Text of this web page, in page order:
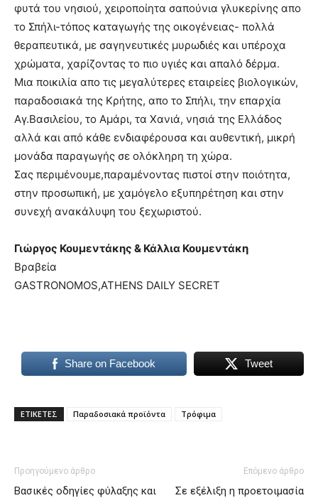
φυτά του νησιού, χειροποίητα σαπούνια γλυκερίνης απο
το Σπήλι-τόπος καταγωγής της οικογένειας- πολλά
θεραπευτικά, με σαγηνευτικές μυρωδιές και υπέροχα
χρώματα, χαρίζοντας το πιο υγιές και απαλό δέρμα.
Μια ποικιλία απο τις μεγαλύτερες εταιρείες βιολογικών,
παραδοσιακά της Κρήτης, απο το Σπήλι, την επαρχία
Αγ.Βασιλείου, το Αμάρι, τα Χανιά, νησιά της Ελλάδος
αλλά και από κάθε ενδιαφέρουσα και αυθεντική, μικρή
μονάδα παραγωγής σε ολόκληρη τη χώρα.
Σας περιμένουμε,παραμένοντας πιστοί στην ποιότητα,
στην προσωπική, με χαμόγελο εξυπηρέτηση και στην
συνεχή ανακάλυψη του ξεχωριστού.
Γιὠργος Κουμεντάκης & Κἀλλια Κουμεντἀκη
Βραβεία
GASTRONOMOS,ATHENS DAILY SECRET
Share on Facebook Tweet
ΕΤΙΚΕΤΕΣ Παραδοσιακά προϊόντα Τρόφιμα
Προηγούμενο άρθρο
Βασικές οδηγίες φύλαξης και
Επόμενο άρθρο
Σε εξέλιξη η προετοιμασία